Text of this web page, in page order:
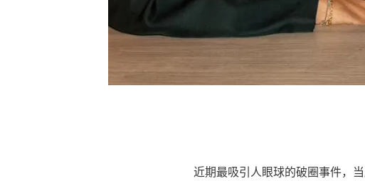
近期最吸引人眼球的破圈事件，